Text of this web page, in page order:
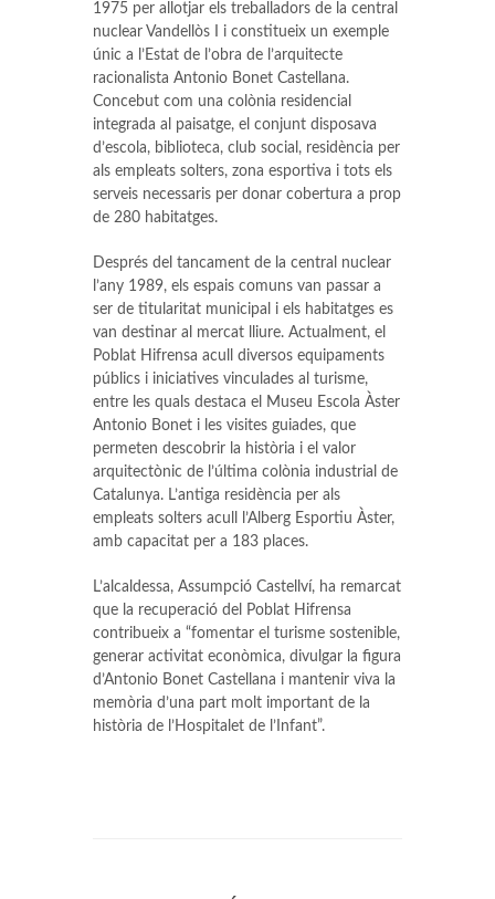
1975 per allotjar els treballadors de la central
nuclear Vandellòs I i constitueix un exemple
únic a l’Estat de l’obra de l’arquitecte
racionalista Antonio Bonet Castellana.
Concebut com una colònia residencial
integrada al paisatge, el conjunt disposava
d’escola, biblioteca, club social, residència per
als empleats solters, zona esportiva i tots els
serveis necessaris per donar cobertura a prop
de 280 habitatges.
Després del tancament de la central nuclear
l’any 1989, els espais comuns van passar a
ser de titularitat municipal i els habitatges es
van destinar al mercat lliure. Actualment, el
Poblat Hifrensa acull diversos equipaments
públics i iniciatives vinculades al turisme,
entre les quals destaca el Museu Escola Àster
Antonio Bonet i les visites guiades, que
permeten descobrir la història i el valor
arquitectònic de l’última colònia industrial de
Catalunya. L’antiga residència per als
empleats solters acull l’Alberg Esportiu Àster,
amb capacitat per a 183 places.
L’alcaldessa, Assumpció Castellví, ha remarcat
que la recuperació del Poblat Hifrensa
contribueix a “fomentar el turisme sostenible,
generar activitat econòmica, divulgar la figura
d’Antonio Bonet Castellana i mantenir viva la
memòria d’una part molt important de la
història de l’Hospitalet de l’Infant”.